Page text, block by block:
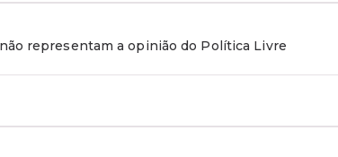
representam a opinião do Política Livre